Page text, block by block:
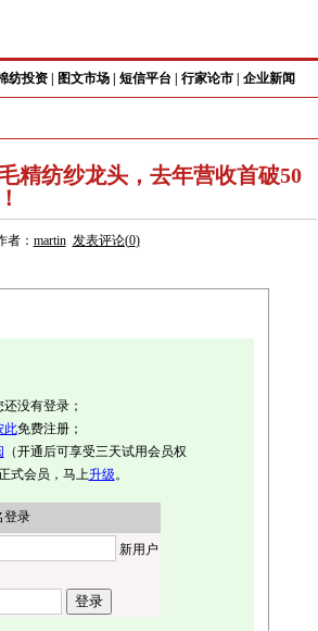
纺投资 图文市场 短信平台 行家论市 企业新闻
精纺纱龙头，去年营收首破50
： martin 发表评论(0)
没有登录；
此免费注册；
（开通后可享受三天试用会员权
式会员，马上升级。
登录
新用户